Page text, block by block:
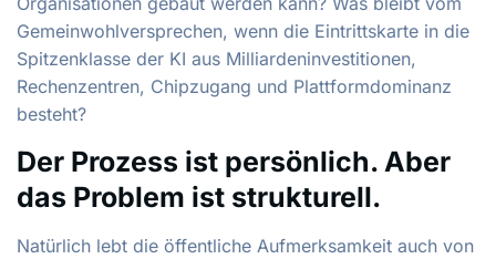
Gemeinwohlversprechen, wenn die Eintrittskarte in die
Spitzenklasse der KI aus Milliardeninvestitionen,
Rechenzentren, Chipzugang und Plattformdominanz
besteht?
Der Prozess ist persönlich. Aber
das Problem ist strukturell.
Natürlich lebt die öffentliche Aufmerksamkeit auch von